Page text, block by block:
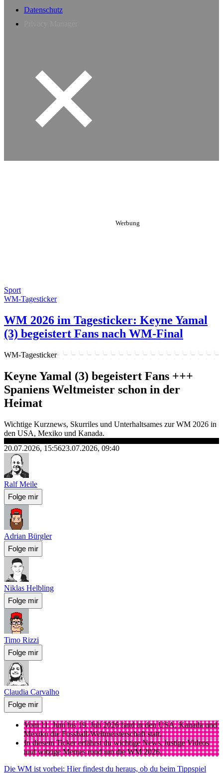
Datenschutz
Sport
WM-Tagesticker
WM 2026 im Tagesticker: Keyne Yamal
(3) begeistert Fans nach WM-Final
WM-Tagesticker
Keyne Yamal (3) begeistert Fans +++
Spaniens Weltmeister schon in der
Heimat
Wichtige Kurznews, Skurriles und Unterhaltsames zur WM 2026 in
den USA, Mexiko und Kanada.
20.07.2026, 15:5623.07.2026, 09:40
Ralf Meile
Folge mir
Adrian Bürgler
Folge mir
Niklas Helbling
Folge mir
Timo Rizzi
Folge mir
Claudia Carvalho
Folge mir
Vom 11. Juni bis 19. Juli 2026 fand in den USA, Kanada und
Mexiko die Fussball-Weltmeisterschaft statt.
In diesem Ticker erfährst du wichtige News, lustige Videos
und witzige Memes rund um die WM 2026.
Die WM ist vorbei: Hier findest du heraus, ob du beim Tippspiel